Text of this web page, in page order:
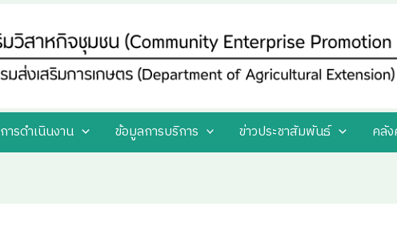
การดำเนินงาน ข้อมูลการบริการ ข่าวประชาสัมพันธ์ คลั